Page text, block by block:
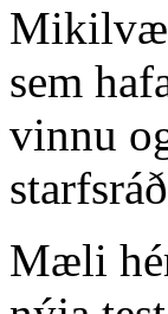
sem
vinnu
Mæli